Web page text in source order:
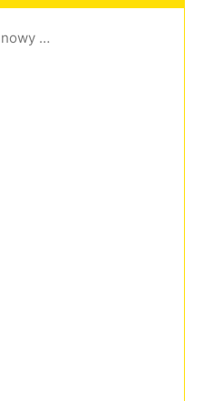
Spider-Man. Całkiem nowy dzień